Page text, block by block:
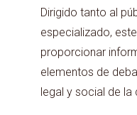
Dirigido tanto al
especializado,
proporcionar
elementos de
legal y social de la